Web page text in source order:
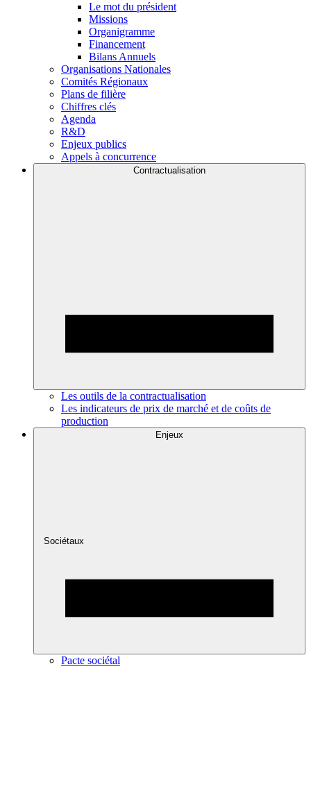
Le mot du président
Missions
Organigramme
Financement
Bilans Annuels
Organisations Nationales
Comités Régionaux
Plans de filière
Chiffres clés
Agenda
R&D
Enjeux publics
Appels à concurrence
Contractualisation
Les outils de la contractualisation
Les indicateurs de prix de marché et de coûts de
production
Enjeux
Sociétaux
Pacte sociétal